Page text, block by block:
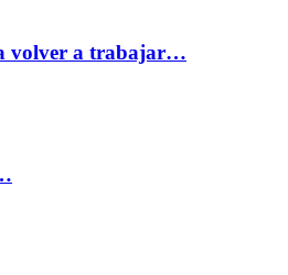
volver a trabajar…